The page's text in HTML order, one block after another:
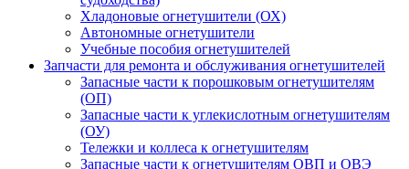
Хладоновые огнетушители (ОХ)
Автономные огнетушители
Учебные пособия огнетушителей
Запчасти для ремонта и обслуживания огнетушителей
Запасные части к порошковым огнетушителям
(ОП)
Запасные части к углекислотным огнетушителям
(ОУ)
Тележки и коллеса к огнетушителям
Запасные части к огнетушителям ОВП и ОВЭ